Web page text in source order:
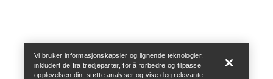
Vi bruker informasjonskapsler og lignende teknologier,
inkludert de fra tredjeparter, for å forbedre og tilpasse
opplevelsen din, støtte analyser og vise deg relevante